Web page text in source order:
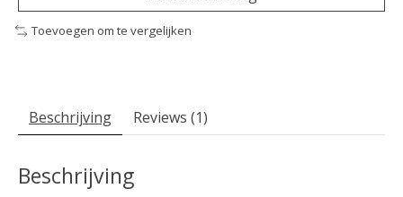
Toevoegen om te vergelijken
Beschrijving Reviews (1)
Beschrijving